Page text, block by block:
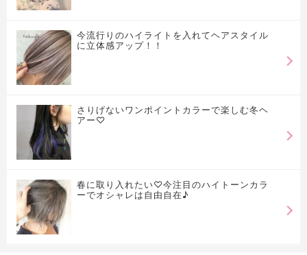
今流行りのハイライトを入れてヘアスタイル
に立体感アップ！！
さりげないワンポイントカラーで楽しむ冬ヘ
アー♡
春に取り入れたい♡今注目のハイトーンカラ
ーでオシャレは自由自在♪